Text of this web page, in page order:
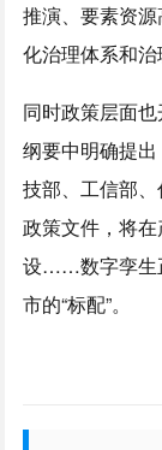
推演、要素资
化治理体系和治
同时政策层面
纲要中明确提
技部、工信部
政策文件，将
设……数字孪生
市的“标配”。